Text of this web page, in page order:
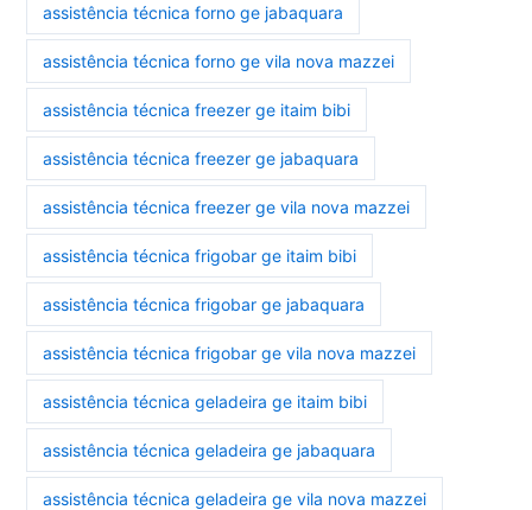
assistência técnica forno ge jabaquara
assistência técnica forno ge vila nova mazzei
assistência técnica freezer ge itaim bibi
assistência técnica freezer ge jabaquara
assistência técnica freezer ge vila nova mazzei
assistência técnica frigobar ge itaim bibi
assistência técnica frigobar ge jabaquara
assistência técnica frigobar ge vila nova mazzei
assistência técnica geladeira ge itaim bibi
assistência técnica geladeira ge jabaquara
assistência técnica geladeira ge vila nova mazzei